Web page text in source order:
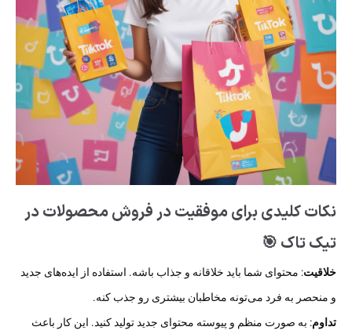
نکات کلیدی برای موفقیت در فروش محصولات در
تیک تاک 🎯
خلاقیت: محتوای شما باید خلاقانه و جذاب باشه. استفاده از ایده‌های جدید
و منحصر به فرد می‌تونه مخاطبان بیشتری رو جذب کنه.
تداوم: به صورت منظم و پیوسته محتوای جدید تولید کنید. این کار باعث